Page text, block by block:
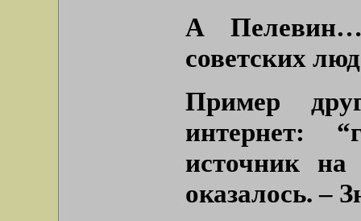
А
советских
Пример
интернет:
источник
оказалось. –